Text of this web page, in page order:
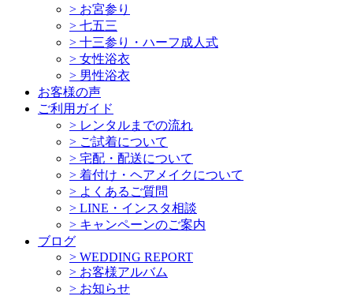
> お宮参り
> 七五三
> 十三参り・ハーフ成人式
> 女性浴衣
> 男性浴衣
お客様の声
ご利用ガイド
> レンタルまでの流れ
> ご試着について
> 宅配・配送について
> 着付け・ヘアメイクについて
> よくあるご質問
> LINE・インスタ相談
> キャンペーンのご案内
ブログ
> WEDDING REPORT
> お客様アルバム
> お知らせ